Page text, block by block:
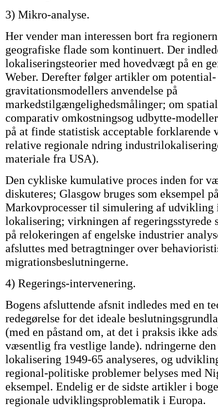
3) Mikro-analyse.
Her vender man interessen bort fra
geografiske flade som kontinuert. Der
lokaliseringsteorier med hovedvægt på en
Weber. Derefter følger artikler om potential-
gravitationsmodellers anvendelse på
markedstilgængelighedsmålinger; om
comparativ omkostningsog udbytte-
på at finde statistisk acceptable forklarende
relative regionale ndring
materiale fra USA).
Den cykliske kumulative proces inden for
diskuteres; Glasgow bruges som eksempel
Markovprocesser til simulering af udvikling
lokalisering; virkningen af regeringsstyrede
på relokeringen af engelske industrier
afsluttes med betragtninger over
migrationsbeslutningerne.
4) Regerings-intervenering.
Bogens afsluttende afsnit indledes med en
redegørelse for det ideale
(med en påstand om, at det i praksis ikke
væsentlig fra vestlige lande). ndringerne
lokalisering 1949-65 analyseres, og
regional-politiske problemer belyses med
eksempel. Endelig er de sidste artikler i
regionale udviklingsproblematik i Europa.